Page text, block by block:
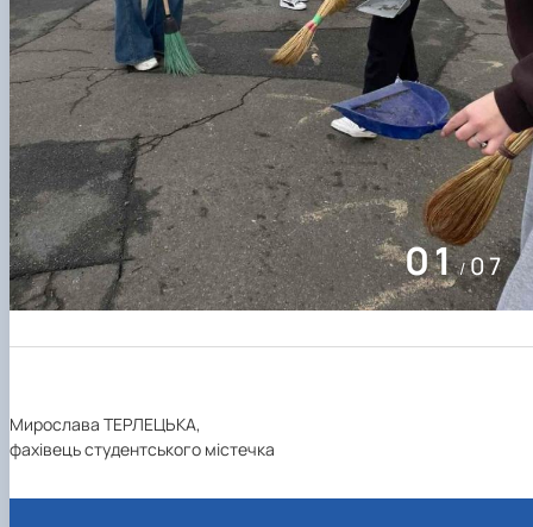
01/07
Мирослава ТЕРЛЕЦЬКА,
фахівець студентського містечка